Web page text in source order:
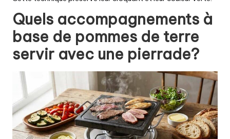
Quels accompagnements à
base de pommes de terre
servir avec une pierrade?